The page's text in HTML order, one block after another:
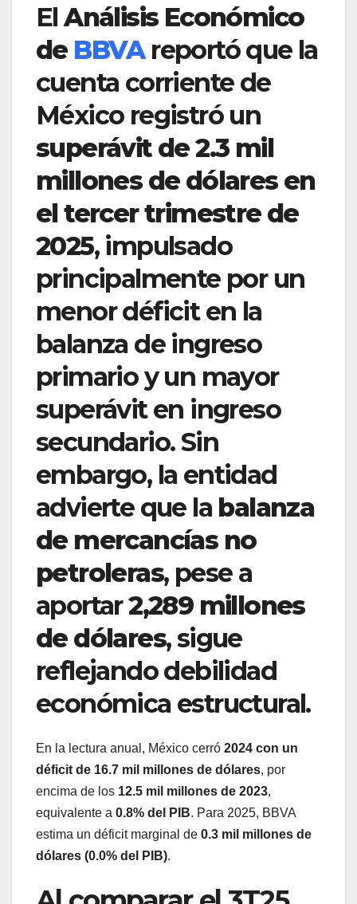
ElAnálisis Económico
de BBVA reportó que la
cuenta corriente de
México registró un
superávit de 2.3 mil
millones de dólares en
el tercer trimestre de
2025, impulsado
principalmente por un
menor déficit en la
balanza de ingreso
primario y un mayor
superávit en ingreso
secundario. Sin
embargo, la entidad
advierte que la balanza
de mercancías no
petroleras, pese a
aportar2,289 millones
de dólares, sigue
reflejando debilidad
económica estructural.
En la lectura anual, México cerró 2024 con un
déficit de 16.7 mil millones de dólares, por
encima de los 12.5 mil millones de 2023,
equivalente a 0.8% del PIB. Para 2025, BBVA
estima un déficit marginal de 0.3 mil millones de
dólares (0.0% del PIB).